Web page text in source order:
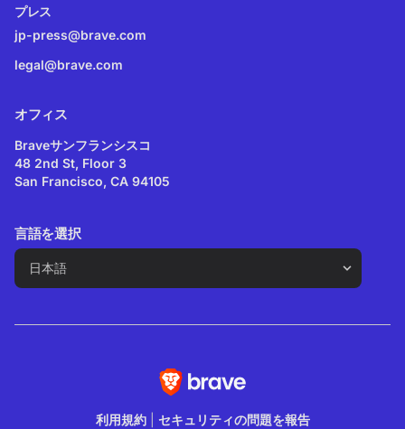
プレス
jp-press@brave.com
legal@brave.com
オフィス
Braveサンフランシスコ
48 2nd St, Floor 3
San Francisco, CA 94105
言語を選択
利用規約| セキュリティの問題を報告